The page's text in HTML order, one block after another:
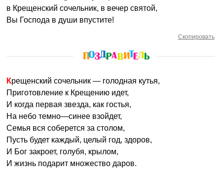
в Крещенский сочельник, в вечер святой,
Вы Господа в души впустите!
Скопировать
Крещенский сочельник — голодная кутья,
Приготовление к Крещению идет,
И когда первая звезда, как гостья,
На небо темно—синее взойдет,
Семья вся соберется за столом,
Пусть будет каждый, целый год, здоров,
И Бог закроет, голубя, крылом,
И жизнь подарит множество даров.